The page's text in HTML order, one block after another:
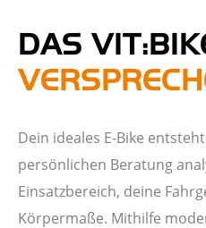
DAS
Dein ideales E-Bike
persönlichen Beratung
Einsatzbereich, deine
Körpermaße. Mithilfe